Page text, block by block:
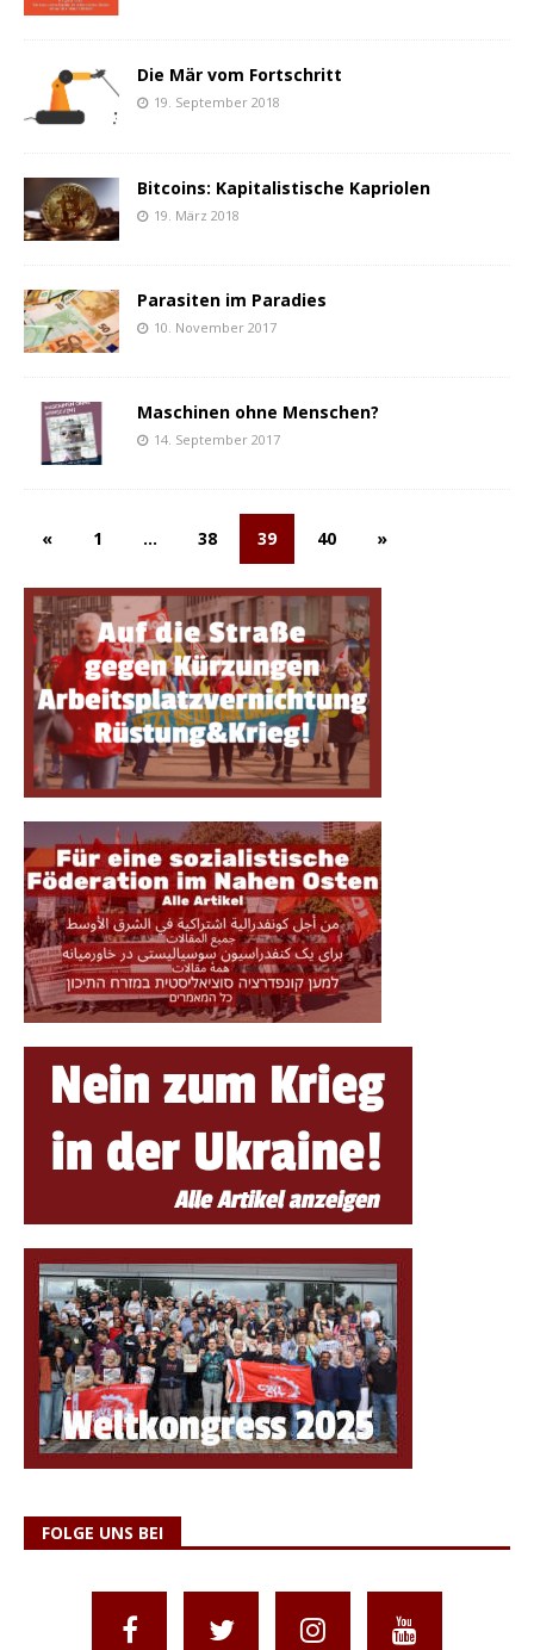
Die Mär vom Fortschritt
19. September 2018
Bitcoins: Kapitalistische Kapriolen
19. März 2018
Parasiten im Paradies
10. November 2017
Maschinen ohne Menschen?
14. September 2017
« 1 … 38 39 40 »
FOLGE UNS BEI